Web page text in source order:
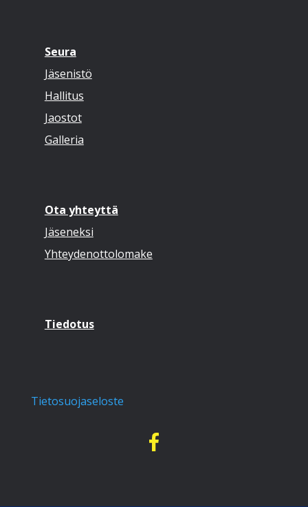
Seura
Jäsenistö
Hallitus
Jaostot
Galleria
Ota yhteyttä
Jäseneksi
Yhteydenottolomake
Tiedotus
Tietosuojaseloste